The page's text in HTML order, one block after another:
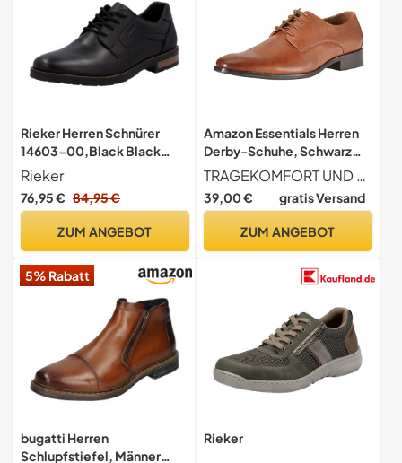
Rieker Herren Schnürer
14603-00,Black Black
14603 00,43 EU
Rieker
76,95 € 84,95 €
ZUM ANGEBOT
Amazon Essentials Herren
Derby-Schuhe, Schwarz
Dunkles Karamell
Kunstleder, 39.5 EU
TRAGEKOMFORT UND PASSFORM Diese spitz zulaufenden Derby-Schuhe haben eine wattierte Innensohle für zusätzlichen Tragekomfort und eine Schnürung zum einfachen Anpassen der Passform.
39,00 € gratis Versand
ZUM ANGEBOT
5% Rabatt
bugatti Herren
Schlupfstiefel, Männer
Rieker